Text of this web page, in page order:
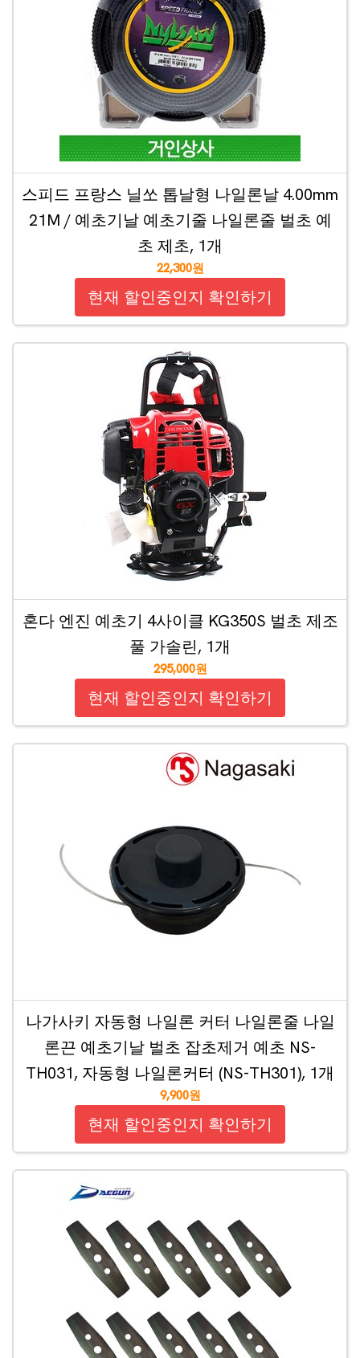
스피드 프랑스 닐쏘 톱날형 나일론날 4.00mm
21M / 예초기날 예초기줄 나일론줄 벌초 예
초 제초, 1개
22,300원
현재 할인중인지 확인하기
혼다 엔진 예초기 4사이클 KG350S 벌초 제조
풀 가솔린, 1개
295,000원
현재 할인중인지 확인하기
나가사키 자동형 나일론 커터 나일론줄 나일
론끈 예초기날 벌초 잡초제거 예초 NS-
TH031, 자동형 나일론커터 (NS-TH301), 1개
9,900원
현재 할인중인지 확인하기